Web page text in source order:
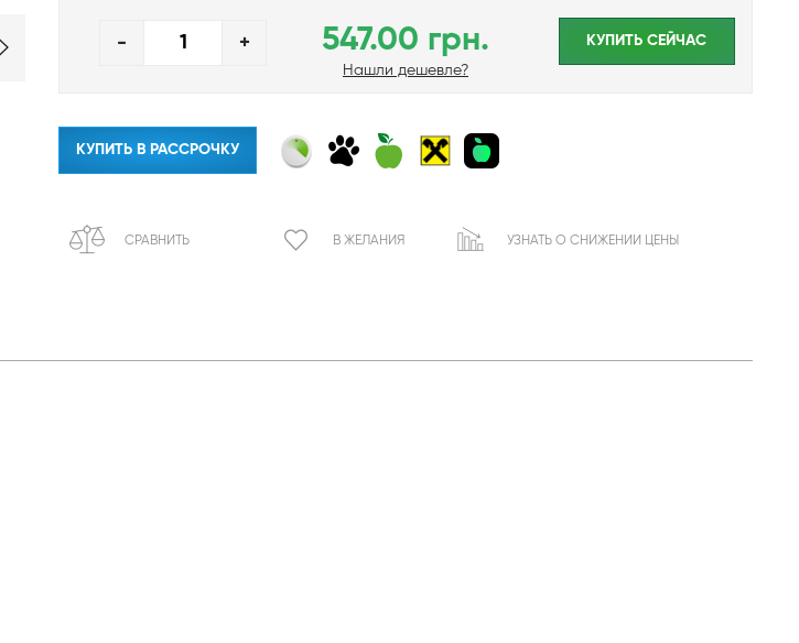
- + 547.00 грн.
Нашли дешевле?
КУПИТЬ CЕЙЧАС
КУПИТЬ В РАССРОЧКУ
СРАВНИТЬ В ЖЕЛАНИЯ УЗНАТЬ О СНИЖЕНИИ ЦЕНЫ